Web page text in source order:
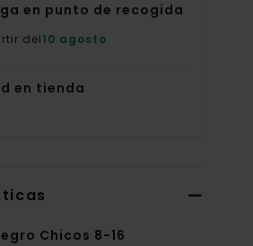
en punto de recogida
del10 agosto
en tienda
Chicos 8-16